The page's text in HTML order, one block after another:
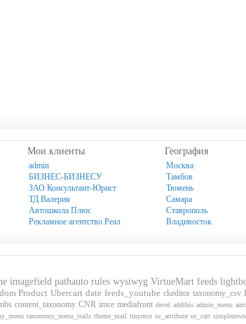
Мои клиенты
admin
БИЗНЕС-БИЗНЕСУ
ЗАО Консультант-Юрист
ТД Валерия
Автошкола Плюс
Рекламное агентство Реал
География
Москва
Тамбов
Тюмень
Самара
Ставрополь
Владивосток
imagefield pathauto rules wysiwyg VirtueMart feeds
Product Ubercart date feeds_youtube ckeditor taxonomy_csv
content_taxonomy CNR imce mediafront devel addthis admin_menu
taxonomy_menu_trails theme_mail tinymce uc_attribute uc_cart simplenews